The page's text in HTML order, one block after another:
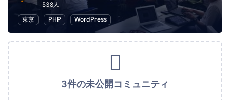
538人
東京
PHP WordPress
3件の未公開コミュニティ